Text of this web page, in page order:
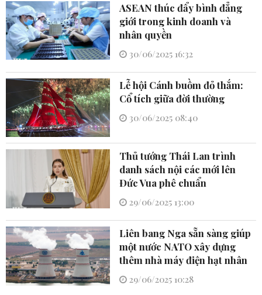
ASEAN thúc đẩy bình đẳng
giới trong kinh doanh và
nhân quyền
30/06/2025 16:32
Lễ hội Cánh buồm đỏ thắm:
Cổ tích giữa đời thường
30/06/2025 08:40
Thủ tướng Thái Lan trình
danh sách nội các mới lên
Đức Vua phê chuẩn
29/06/2025 13:00
Liên bang Nga sẵn sàng giúp
một nước NATO xây dựng
thêm nhà máy điện hạt nhân
29/06/2025 10:28